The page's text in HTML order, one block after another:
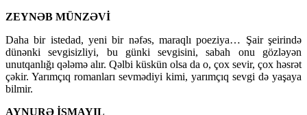
ZEYNƏB MÜNZƏVİ
Daha bir istedad, yeni bir nəfəs, maraqlı poeziya… Şair şeirində
dünənki sevgisizliyi, bu günki sevgisini, sabah onu gözləyən
unutqanlığı qələmə alır. Qəlbi küskün olsa da o, çox sevir, çox həsrət
çəkir. Yarımçıq romanları sevmədiyi kimi, yarımçıq sevgi də yaşaya
bilmir.
AYNURƏ İSMAYIL